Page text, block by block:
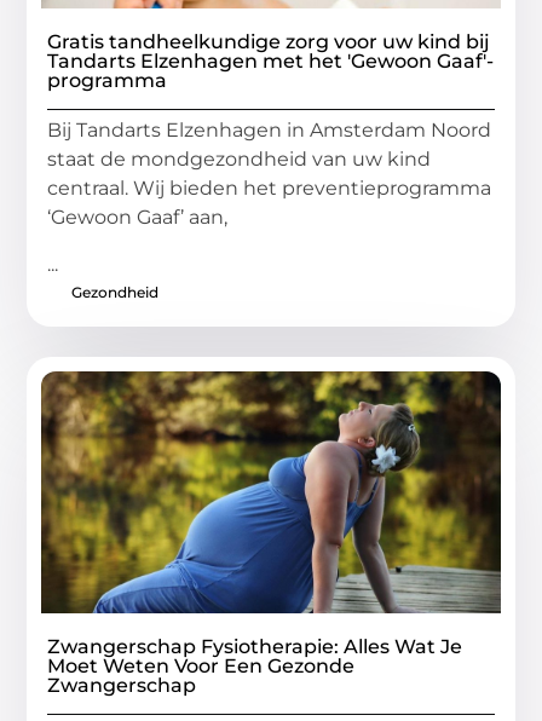
Gratis tandheelkundige zorg voor uw kind bij
Tandarts Elzenhagen met het 'Gewoon Gaaf'-
programma
Bij Tandarts Elzenhagen in Amsterdam Noord
staat de mondgezondheid van uw kind
centraal. Wij bieden het preventieprogramma
‘Gewoon Gaaf’ aan,
...
Gezondheid
Zwangerschap Fysiotherapie: Alles Wat Je
Moet Weten Voor Een Gezonde
Zwangerschap